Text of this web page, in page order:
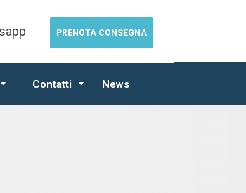
Contatti News
PRENOTA CONSEGNA